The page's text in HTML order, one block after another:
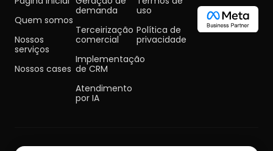
Quem somos
Nossos
serviços
Nossos cases
demanda
Terceirização
comercial
Implementação
de CRM
Atendimento
por IA
uso
Política de
privacidade